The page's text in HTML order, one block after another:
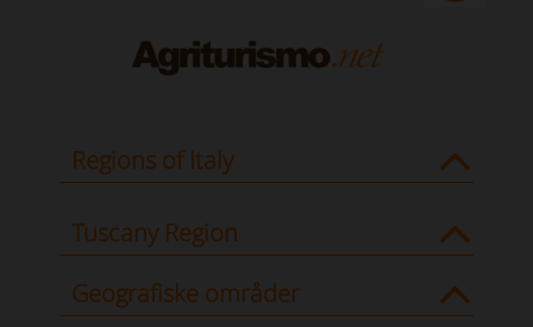
Regions of Italy
Tuscany Region
Geografiske områder